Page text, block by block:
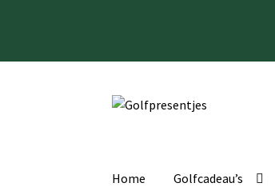
Ga
Ga
Home Golfcadeau’s